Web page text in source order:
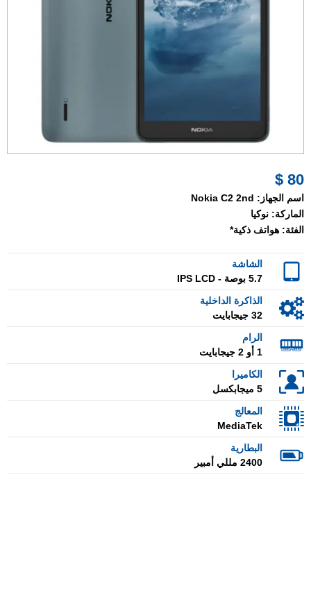
80 $
اسم الجهاز: Nokia C2 2nd
الماركة: نوكيا
الفئة: هواتف ذكية*
الشاشة
5.7 بوصة - IPS LCD
الذاكرة الداخلية
32 جيجابايت
الرام
1 أو 2 جيجابايت
الكاميرا
5 ميجابكسل
المعالج
MediaTek
البطارية
2400 مللي أمبير